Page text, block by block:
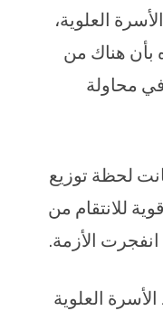
العلوية،
بأن هناك من
في محاولة
لحظة توزيع
للانتقام من
الأزمة.
العلوية